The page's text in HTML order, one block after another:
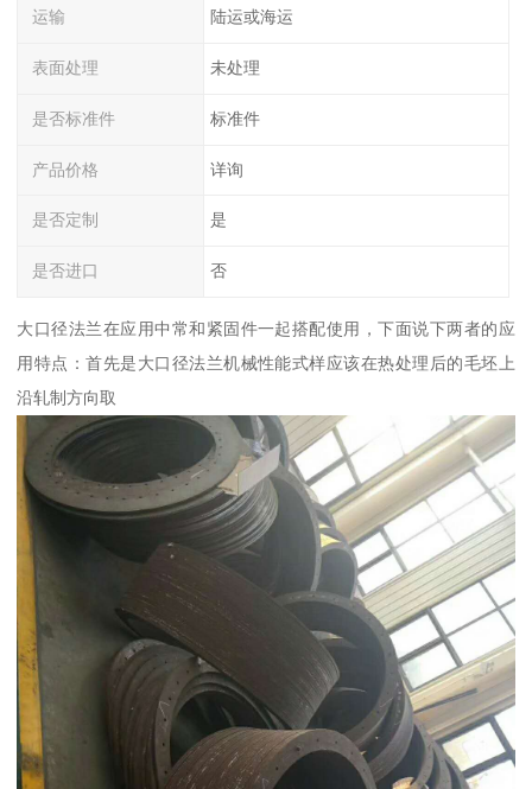
运输 陆运或海运
表面处理 未处理
是否标准件 标准件
产品价格 详询
是否定制 是
是否进口 否
大口径法兰在应用中常和紧固件一起搭配使用，下面说下两者的应
用特点：首先是大口径法兰机械性能式样应该在热处理后的毛坯上
沿轧制方向取